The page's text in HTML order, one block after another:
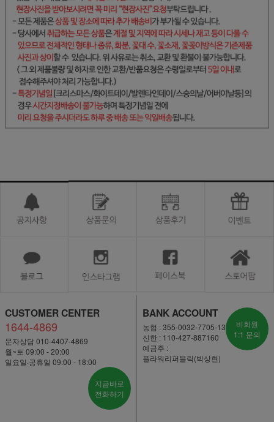
CUSTOMER CENTER
1644-4869
문자상담 010-4407-4869
월~토 09:00 - 20:00
일요일·공휴일 09:00 - 18:00
지금바로
전화하기
BANK ACCOUNT
농협 : 355-0032-7705-13
신한 : 110-427-887160
예금주 :
플라워리퍼블릭(박상현)
비회원
1:1 문의